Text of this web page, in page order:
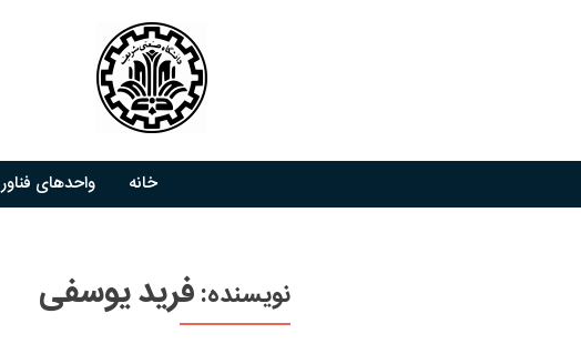
خانه واحدهای فناور
نویسنده:فرید یوسفی